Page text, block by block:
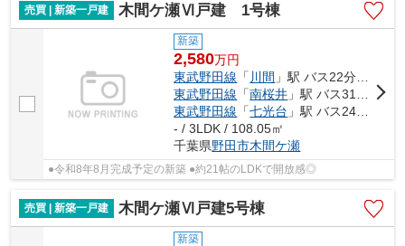
売買 | 新築一戸建 木間ケ瀬Ⅵ戸建 1号棟
新築
2,580万円
東武野田線 「 川間 」駅 バス22分 「関宿中央ターミナル」 停歩9分
東武野田線 「南桜井 」駅 バス31分 「立山入口」 停歩4分
東武野田線 「七光台 」駅 バス24分 「下羽貫」 停歩7分
- / 3LDK / 108.05㎡
千葉県野田市木間ケ瀬
●令和8年8月完成予定の新築 ●約21帖のLDKで開放感◎
売買 | 新築一戸建 木間ケ瀬Ⅵ戸建5号棟
新築